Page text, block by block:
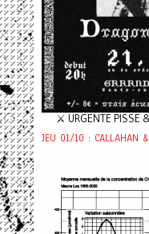
⚔️ URGENTE
JEU 01/10 : CALLAHAN